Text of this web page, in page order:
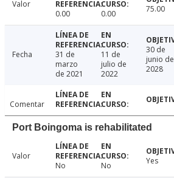
Valor
0.00
0.00 75.00
Fecha
31 de
marzo
de 2021
11 de
julio de
2022
30 de
junio de
2028
Comentar
Port Boingoma is rehabilitated
Valor
No
No Yes